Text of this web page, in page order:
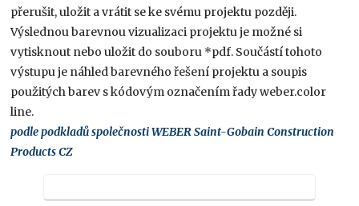
přerušit, uložit a vrátit se ke svému projektu později.
Výslednou barevnou vizualizaci projektu je možné si
vytisknout nebo uložit do souboru *pdf. Součástí tohoto
výstupu je náhled barevného řešení projektu a soupis
použitých barev s kódovým označením řady weber.color
line.
podle podkladů společnosti WEBER Saint-Gobain Construction
Products CZ